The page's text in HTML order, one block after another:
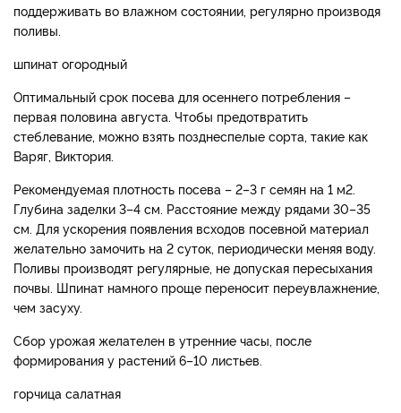
поддерживать во влажном состоянии, регулярно производя
поливы.
шпинат огородный
Оптимальный срок посева для осеннего потребления –
первая половина августа. Чтобы предотвратить
стеблевание, можно взять позднеспелые сорта, такие как
Варяг, Виктория.
Рекомендуемая плотность посева – 2–3 г семян на 1 м2.
Глубина заделки 3–4 см. Расстояние между рядами 30–35
см. Для ускорения появления всходов посевной материал
желательно замочить на 2 суток, периодически меняя воду.
Поливы производят регулярные, не допуская пересыхания
почвы. Шпинат намного проще переносит переувлажнение,
чем засуху.
Сбор урожая желателен в утренние часы, после
формирования у растений 6–10 листьев.
горчица салатная